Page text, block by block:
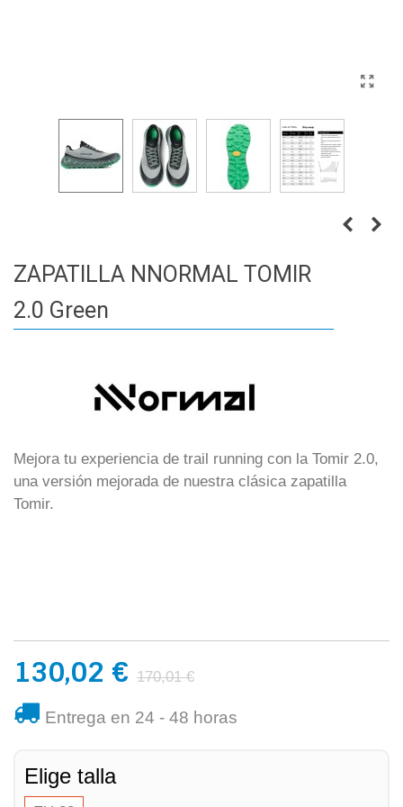
ZAPATILLA NNORMAL TOMIR
2.0 Green
Mejora tu experiencia de trail running con la Tomir 2.0,
una versión mejorada de nuestra clásica zapatilla
Tomir.
130,02 € 170,01 €
Entrega en 24 - 48 horas
Elige talla